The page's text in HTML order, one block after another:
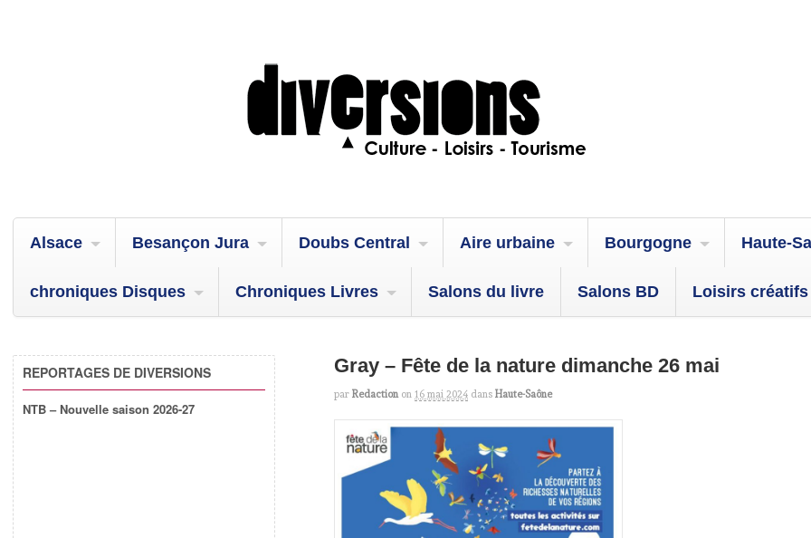
Alsace Besançon Jura Doubs Central Aire urbaine Bourgogne Haute-
chroniques Disques Chroniques Livres Salons du livre Salons BD Loisirs créatifs
Gray – Fête de la nature dimanche 26 mai
par Redaction on 16 mai 2024 dans Haute-Saône
REPORTAGES DE DIVERSIONS
NTB – Nouvelle saison 2026-27